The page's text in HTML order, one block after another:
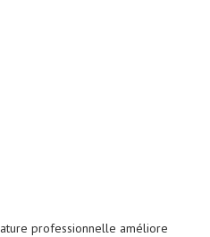
professionnelle améliore